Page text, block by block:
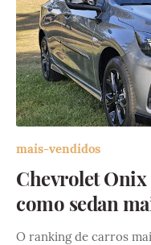
mais-vendidos
Chevrolet
como sedan
O ranking de carros